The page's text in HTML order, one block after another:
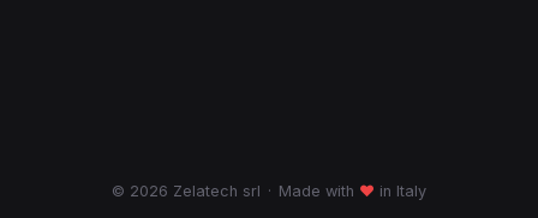
© 2026 Zelatech srl · Made with ♥ in Italy